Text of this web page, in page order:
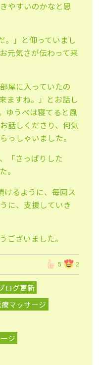
やすいのかなと思
。」と仰っていまし
元気さが伝わって来
屋に入っていたの
ますね。」とお話し
ゆうべは寝てると風
話しくださり、何気
っしゃいました。
「さっぱりした
。
けるように、毎回ス
に、支援していき
ございました。
5 2
ログ更新
マッサージ
ジ